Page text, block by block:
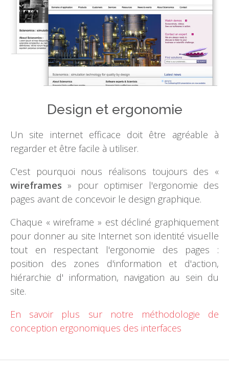
Design et ergonomie
Un site internet efficace doit être agréable à
regarder et être facile à utiliser.
C'est pourquoi nous réalisons toujours des «
wireframes » pour optimiser l'ergonomie des
pages avant de concevoir le design graphique.
Chaque « wireframe » est décliné graphiquement
pour donner au site Internet son identité visuelle
tout en respectant l'ergonomie des pages :
position des zones d'information et d'action,
hiérarchie d' information, navigation au sein du
site.
En savoir plus sur notre méthodologie de
conception ergonomiques des interfaces